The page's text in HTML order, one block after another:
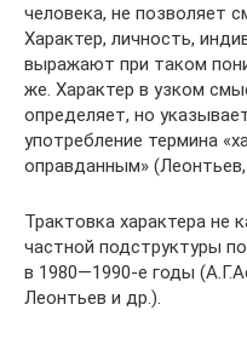
человека, не позволяет
Характер, личность,
выражают при таком
же. Характер в узком
определяет, но
употребление термина
оправданным» (Леонтьев,
Трактовка характера не
частной подструктуры
в 1980—1990-е годы
Леонтьев и др.).